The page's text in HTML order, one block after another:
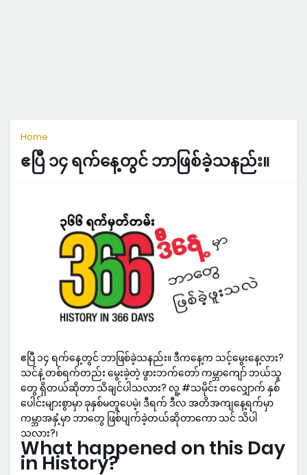
Home
ဧပြီ ၁၄ ရက်နေ့တွင် ဘာဖြစ်ခဲ့သနည်း။
ဧပြီ ၁၄ ရက်နေ့တွင် ဘာဖြစ်ခဲ့သနည်း။ ဒီကနေ့က သင့်မွေးနေ့လား?
သင်နဲ့ တစ်ရက်တည်း မွေးခဲ့တဲ့ ဖွားဘက်တော် ကမ္ဘာကျော် ဘယ်သူ
တွေ ရှိတယ်ဆိုတာ သိချင်ပါသလား? လူ့ #သမိုင်း တလျှောက် နှစ်
ပေါင်းများစွာမှာ ခုနှစ်မတူပေမဲ့၊ ဒီရက် ဒီလ အတိအကျနေ့ရက်မှာ
ကမ္ဘာအနှံ့မှာ ဘာတွေ ဖြစ်ပျက်ခဲ့တယ်ဆိုတာကော သင် သိပါ
သလား?၊
What happened on this Day
in History?